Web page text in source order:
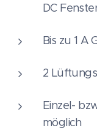
DC
Bis zu 1 A
2
Einzel-
möglich